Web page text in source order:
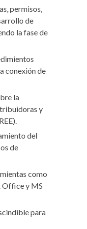
permisos,
de
la fase de
conexión de
la
y
del
de
como
y MS
para